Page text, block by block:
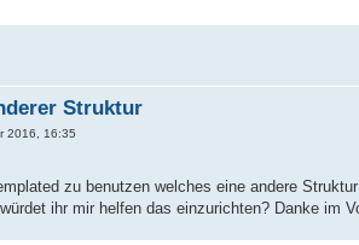
Struktur
2016, 16:35
zu benutzen welches eine andere
ihr mir helfen das einzurichten? Danke im